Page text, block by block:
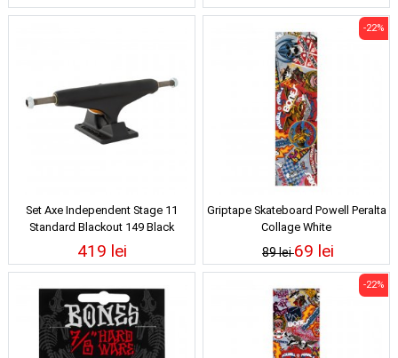
Set Axe Independent Stage 11
Standard Blackout 149 Black
419 lei
Griptape Skateboard Powell Peralta
Collage White
89 lei
-22%
69 lei
-22%